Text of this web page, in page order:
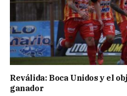
Reválida: Boca Unidos y el
ganador